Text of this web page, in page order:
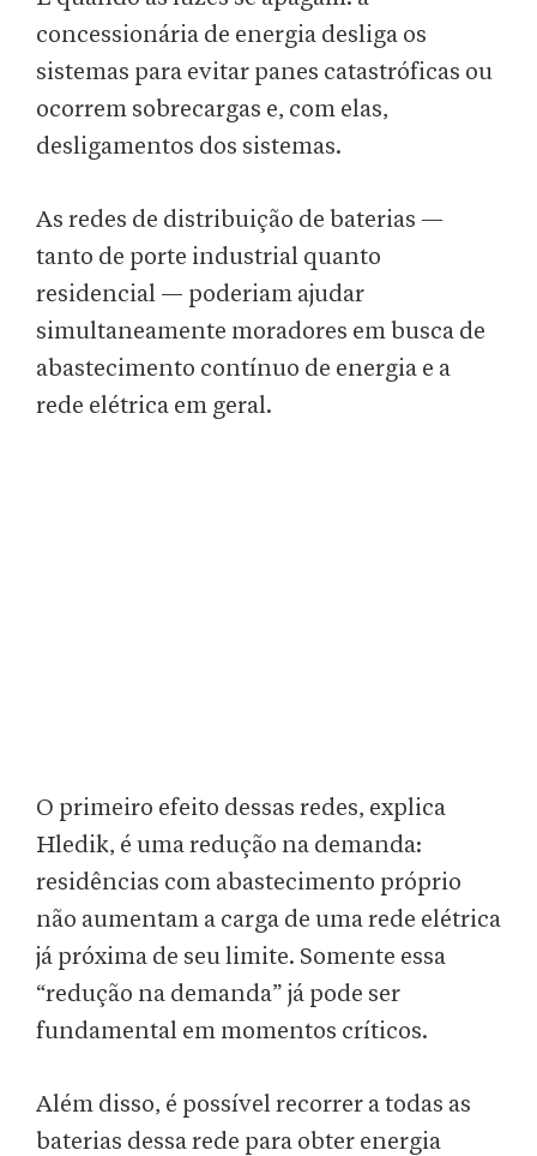
concessionária de energia desliga os
sistemas para evitar panes catastróficas ou
ocorrem sobrecargas e, com elas,
desligamentos dos sistemas.
As redes de distribuição de baterias —
tanto de porte industrial quanto
residencial — poderiam ajudar
simultaneamente moradores em busca de
abastecimento contínuo de energia e a
rede elétrica em geral.
O primeiro efeito dessas redes, explica
Hledik, é uma redução na demanda:
residências com abastecimento próprio
não aumentam a carga de uma rede elétrica
já próxima de seu limite. Somente essa
“redução na demanda” já pode ser
fundamental em momentos críticos.
Além disso, é possível recorrer a todas as
baterias dessa rede para obter energia